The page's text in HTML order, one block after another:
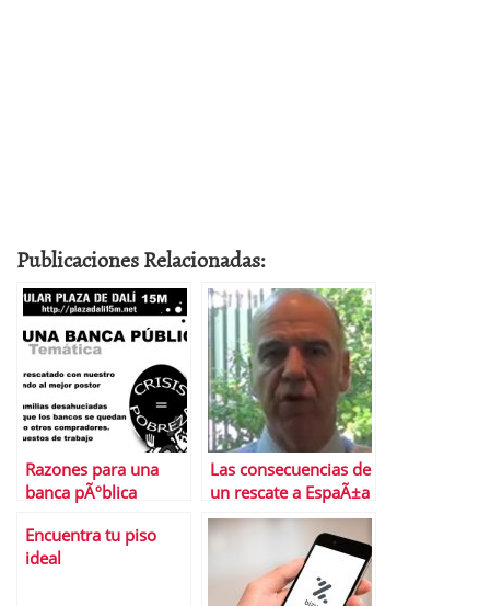
Publicaciones Relacionadas:
Razones para una
banca pÃºblica
Las consecuencias de
un rescate a EspaÃ±a
Encuentra tu piso
ideal